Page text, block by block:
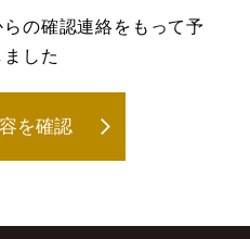
いう「個人情報」と
報を指します。
の確認連絡をもって予
した